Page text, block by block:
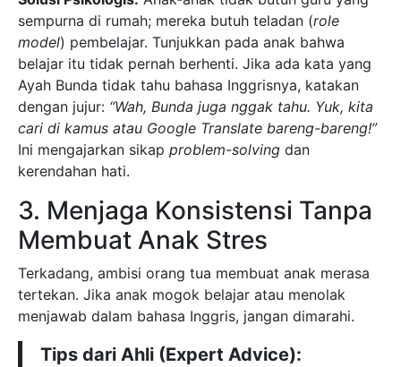
sempurna di rumah; mereka butuh teladan (role
model) pembelajar. Tunjukkan pada anak bahwa
belajar itu tidak pernah berhenti. Jika ada kata yang
Ayah Bunda tidak tahu bahasa Inggrisnya, katakan
dengan jujur: “Wah, Bunda juga nggak tahu. Yuk, kita
cari di kamus atau Google Translate bareng-bareng!”
Ini mengajarkan sikap problem-solving dan
kerendahan hati.
3. Menjaga Konsistensi Tanpa
Membuat Anak Stres
Terkadang, ambisi orang tua membuat anak merasa
tertekan. Jika anak mogok belajar atau menolak
menjawab dalam bahasa Inggris, jangan dimarahi.
Tips dari Ahli (Expert Advice):